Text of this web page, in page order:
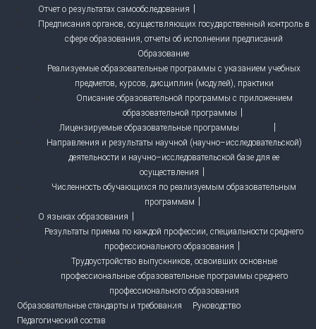
Отчет о результатах самообследования
Предписания органов, осуществляющих государственный контроль в
сфере образования, отчеты об исполнении предписаний
Образование
Реализуемые образовательные программы с указанием учебных
предметов, курсов, дисциплин (модулей), практики
Описание образовательной программы с приложением
образовательной программы
Лицензируемые образовательные программы
Направления и результаты научной (научно–исследовательской)
деятельности и научно–исследовательской базе для ее
осуществления
Численность обучающихся по реализуемым образовательным
программам
О языках образования
Результаты приема по каждой профессии, специальности среднего
профессионального образования
Трудоустройство выпускников, освоивших основные
профессиональные образовательные программы среднего
профессионального образования
Образовательные стандарты и требования
Руководство
Педагогический состав